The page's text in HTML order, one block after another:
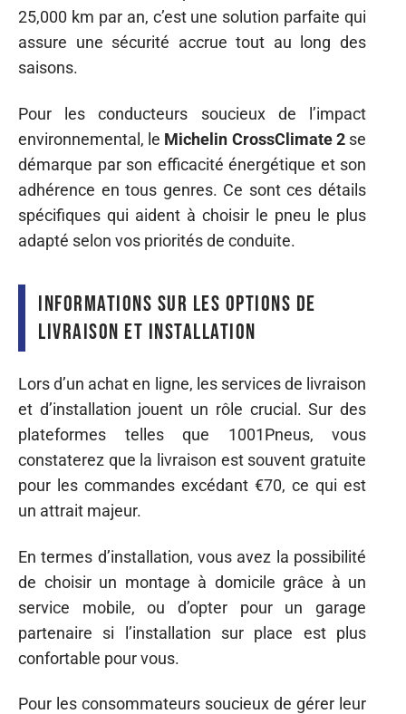
25,000 km par an, c’est une solution parfaite qui
assure une sécurité accrue tout au long des
saisons.
Pour les conducteurs soucieux de l’impact
environnemental, le Michelin CrossClimate 2se
démarque par son efficacité énergétique et son
adhérence en tous genres. Ce sont ces détails
spécifiques qui aident à choisir le pneu le plus
adapté selon vos priorités de conduite.
Informations sur les options de
livraison et installation
Lors d’un achat en ligne, les services de livraison
et d’installation jouent un rôle crucial. Sur des
plateformes telles que 1001Pneus, vous
constaterez que la livraison est souvent gratuite
pour les commandes excédant €70, ce qui est
un attrait majeur.
En termes d’installation, vous avez la possibilité
de choisir un montage à domicile grâce à un
service mobile, ou d’opter pour un garage
partenaire si l’installation sur place est plus
confortable pour vous.
Pour les consommateurs soucieux de gérer leur